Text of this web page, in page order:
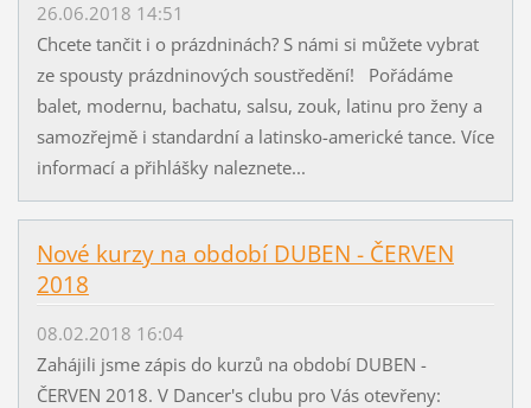
26.06.2018 14:51
Chcete tančit i o prázdninách? S námi si můžete vybrat
ze spousty prázdninových soustředění! Pořádáme
balet, modernu, bachatu, salsu, zouk, latinu pro ženy a
samozřejmě i standardní a latinsko-americké tance. Více
informací a přihlášky naleznete...
Nové kurzy na období DUBEN - ČERVEN
2018
08.02.2018 16:04
Zahájili jsme zápis do kurzů na období DUBEN -
ČERVEN 2018. V Dancer's clubu pro Vás otevřeny: